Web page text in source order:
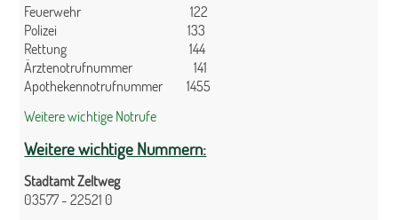
Feuerwehr 122
Polizei 133
Rettung 144
Ärztenotrufnummer 141
Apothekennotrufnummer 1455
Weitere wichtige Notrufe
Weitere wichtige Nummern:
Stadtamt Zeltweg
03577 - 22521 0